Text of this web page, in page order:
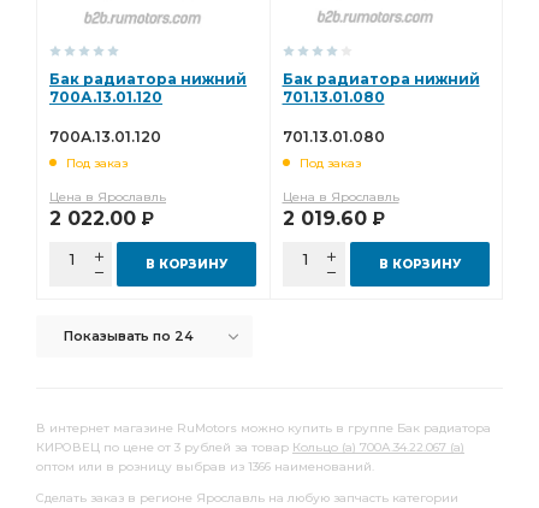
Бак радиатора нижний
700А.13.01.120
700А.13.01.120
Под заказ
Цена в Ярославль
2 022.00 Р
В КОРЗИНУ
Бак радиатора нижний
701.13.01.080
701.13.01.080
Под заказ
Цена в Ярославль
2 019.60 Р
В КОРЗИНУ
Показывать по 24
В интернет магазине RuMotors можно купить в группе Бак радиатора
КИРОВЕЦ по цене от 3 рублей за товар Кольцо (а) 700А.34.22.067 (а)
оптом или в розницу выбрав из 1366 наименований.
Сделать заказ в регионе Ярославль на любую запчасть категории